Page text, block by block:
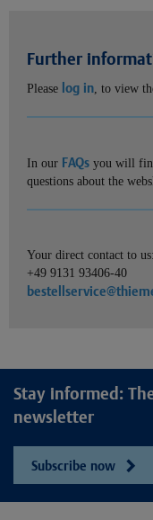
Further
Please log in, to view
In our FAQs you will
questions about the
Your direct contact to us:
+49 9131 93406-40
Stay informed:
newsletter
Subscribe now